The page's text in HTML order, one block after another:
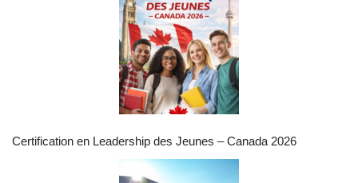
Certification en Leadership des Jeunes – Canada 2026